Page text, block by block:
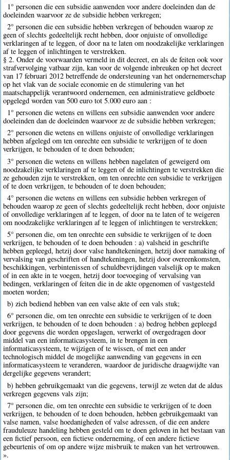
1° personen die een subsidie aanwenden voor andere doeleinden dan de
doeleinden waarvoor ze de subsidie hebben verkregen;
2° personen die een subsidie hebben verkregen of behouden waarop ze
geen of slechts gedeeltelijk recht hebben, door onjuiste of onvolledige
verklaringen af te leggen, of door na te laten om noodzakelijke verklaringen
af te leggen of inlichtingen te verstrekken.
§ 2. Onder de voorwaarden vermeld in dit decreet, en als de feiten ook voor
strafvervolging vatbaar zijn, kan voor de volgende inbreuken op het decreet
van 17 februari 2012 betreffende de ondersteuning van het ondernemerschap
op het vlak van de sociale economie en de stimulering van het
maatschappelijk verantwoord ondernemen, een administratieve geldboete
opgelegd worden van 500 euro tot 5.000 euro aan :
1° personen die wetens en willens een subsidie aanwenden voor andere
doeleinden dan de doeleinden waarvoor ze de subsidie hebben verkregen;
2° personen die wetens en willens onjuiste of onvolledige verklaringen
hebben afgelegd om ten onrechte een subsidie te verkrijgen of te doen
verkrijgen, te behouden of te doen behouden;
3° personen die wetens en willens hebben nagelaten of geweigerd om
noodzakelijke verklaringen af te leggen of de inlichtingen te verstrekken die
ze gehouden zijn te verstrekken, om ten onrechte een subsidie te verkrijgen
of te doen verkrijgen, te behouden of te doen behouden;
4° personen die wetens en willens een subsidie hebben verkregen of
behouden waarop ze geen of slechts gedeeltelijk recht hebben, door onjuiste
of onvolledige verklaringen af te leggen, of door na te laten of te weigeren
om noodzakelijke verklaringen af te leggen of inlichtingen te verstrekken;
5° personen die, om ten onrechte een subsidie te verkrijgen of te doen
verkrijgen, te behouden of te doen behouden : a) valsheid in geschrifte
hebben gepleegd, hetzij door valse handtekeningen, hetzij door namaking of
vervalsing van geschriften of handtekeningen, hetzij door overeenkomsten,
beschikkingen, verbintenissen of schuldbevrijdingen valselijk op te maken
of in een akte in te voegen, hetzij door toevoeging of vervalsing van
bedingen, verklaringen of feiten die in de akte opgenomen of vastgesteld
moeten worden;
b) zich bediend hebben van een valse akte of een vals stuk;
6° personen die, om ten onrechte een subsidie te verkrijgen of te doen
verkrijgen, te behouden of te doen behouden : a) bedrog hebben gepleegd
door gegevens die worden opgeslagen, verwerkt of overgedragen door
middel van een informaticasysteem, in te brengen in een
informaticasysteem, te wijzigen of te wissen, of met een ander
technologisch middel de mogelijke aanwending van gegevens in een
informaticasysteem te veranderen, waardoor de juridische draagwijdte van
dergelijke gegevens verandert;
b) hebben gebruikgemaakt van die gegevens, terwijl ze weten dat de aldus
verkregen gegevens vals zijn;
7° personen die, om ten onrechte een subsidie te verkrijgen of te doen
verkrijgen, te behouden of te doen behouden, hebben gebruikgemaakt van
valse namen, valse hoedanigheden of valse adressen, of die een andere
frauduleuze handeling hebben gesteld om te doen geloven in het bestaan van
een fictief persoon, een fictieve onderneming, of een andere fictieve
gebeurtenis of om op andere wijze misbruik te maken van het vertrouwen.
».